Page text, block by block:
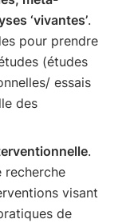
‘vivantes’.
pour prendre
(études
essais
des
.
recherche
visant
de